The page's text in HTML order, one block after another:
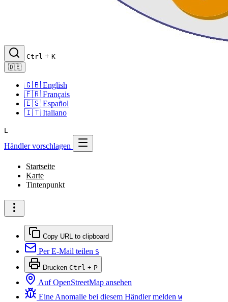
Ctrl + K
🇩🇪
🇬🇧 English
🇫🇷 Français
🇪🇸 Español
🇮🇹 Italiano
L
Händler vorschlagen
Startseite
Karte
Tintenpunkt
Copy URL to clipboard
Per E-Mail teilen S
Drucken Ctrl + P
Auf OpenStreetMap ansehen
Eine Anomalie bei diesem Händler melden W